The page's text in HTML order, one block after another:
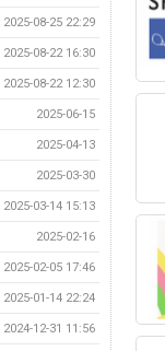
2025-08-25 22:29
2025-08-22 16:30
2025-08-22 12:30
2025-06-15
2025-04-13
2025-03-30
2025-03-14 15:13
2025-02-16
2025-02-05 17:46
2025-01-14 22:24
2024-12-31 11:56